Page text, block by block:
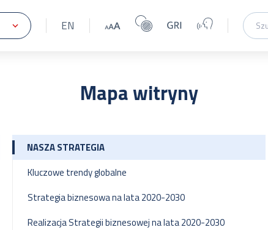
EN
Mapa witryny
NASZA STRATEGIA
Kluczowe trendy globalne
Strategia biznesowa na lata 2020-2030
Realizacja Strategii biznesowej na lata 2020-2030